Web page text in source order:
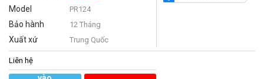
Model PR124
Bảo hành 12 Tháng
Xuất xứ Trung Quốc
Liên hệ